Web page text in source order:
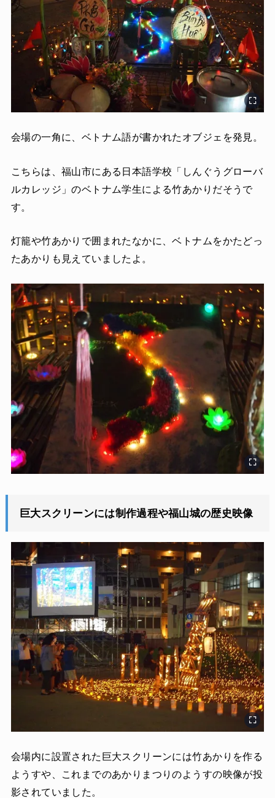
会場の一角に、ベトナム語が書かれたオブジェを発見。
こちらは、福山市にある日本語学校「しんぐうグローバ
ルカレッジ」のベトナム学生による竹あかりだそうで
す。
灯籠や竹あかりで囲まれたなかに、ベトナムをかたどっ
たあかりも見えていましたよ。
巨大スクリーンには制作過程や福山城の歴史映像
会場内に設置された巨大スクリーンには竹あかりを作る
ようすや、これまでのあかりまつりのようすの映像が投
影されていました。